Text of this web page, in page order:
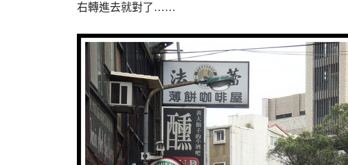
右轉進去就對了……